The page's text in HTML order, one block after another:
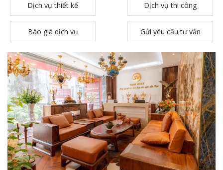
Dịch vụ thiết kế Dịch vụ thi công
Báo giá dịch vụ Gửi yêu cầu tư vấn